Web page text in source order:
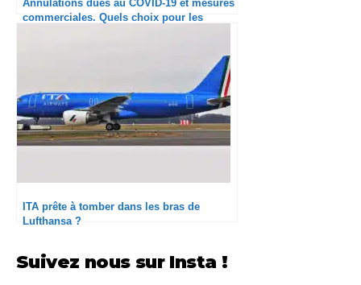
Annulations dues au COVID-19 et mesures
commerciales. Quels choix pour les
ITA prête à tomber dans les bras de
Lufthansa ?
Suivez nous sur Insta !